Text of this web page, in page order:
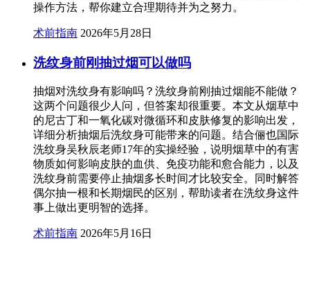
操作方法，帮你建立合理期待并为之努力。
术前指南 2026年5月28日
洗纹身前刚抽过烟可以做吗
抽烟对洗纹身有影响吗？洗纹身前刚抽过烟能不能做？
这两个问题很少人问，但答案却很重要。本文从烟草中
的尼古丁和一氧化碳对微循环和皮肤修复的影响出发，
详细分析抽烟后洗纹身可能带来的问题。结合俪也国际
洗纹身吴秋辰老师17年的实操经验，说明烟草中的有害
物质如何影响皮肤的血供、免疫功能和愈合能力，以及
洗纹身前需要停止抽烟多长时间才比较安全。同时解答
偶尔抽一根和长期烟民的区别，帮助读者在洗纹身这件
事上做出更明智的选择。
术前指南 2026年5月16日